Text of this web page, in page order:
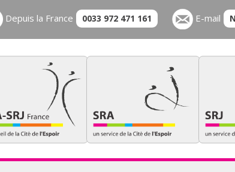
Depuis la France 0033 972 471 161 E-mail